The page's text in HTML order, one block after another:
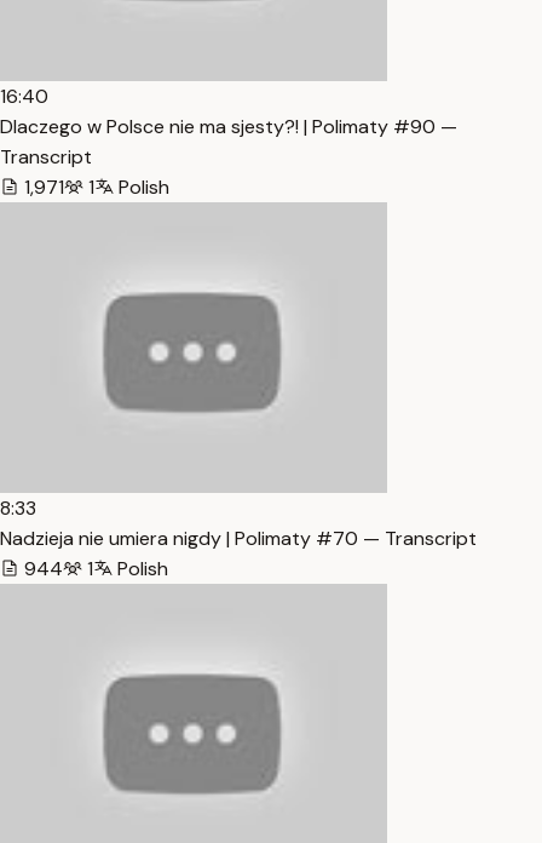
16:40
Dlaczego w Polsce nie ma sjesty?! | Polimaty #90 —
Transcript
1,971
1 Polish
8:33
Nadzieja nie umiera nigdy | Polimaty #70 — Transcript
944
1 Polish